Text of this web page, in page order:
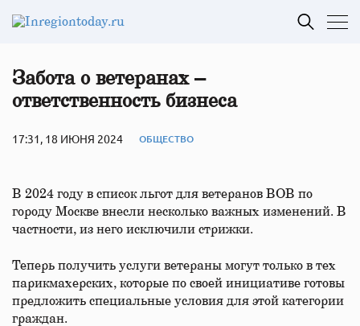
Забота о ветеранах –
ответственность бизнеса
17:31, 18 ИЮНЯ 2024 ОБЩЕСТВО
В 2024 году в список льгот для ветеранов ВОВ по
городу Москве внесли несколько важных изменений. В
частности, из него исключили стрижки.
Теперь получить услуги ветераны могут только в тех
парикмахерских, которые по своей инициативе готовы
предложить специальные условия для этой категории
граждан.